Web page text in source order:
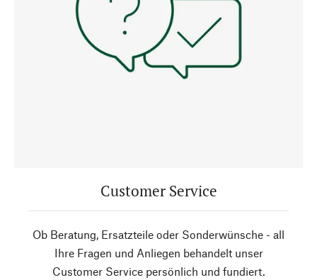
Customer Service
Ob Beratung, Ersatzteile oder Sonderwünsche - all
Ihre Fragen und Anliegen behandelt unser
Customer Service persönlich und fundiert.